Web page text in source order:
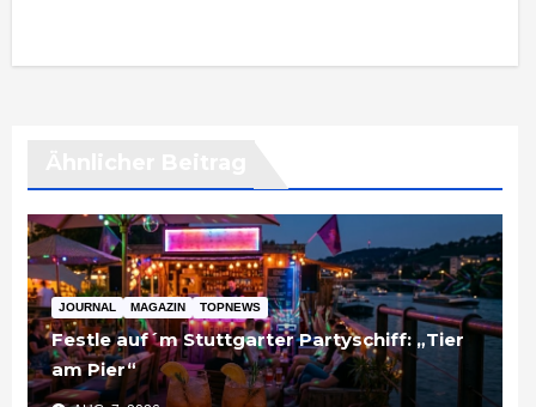
JOURNAL MAGAZIN TOPNEWS
Festle auf´m Stuttgarter Partyschiff: „Tier
am Pier“